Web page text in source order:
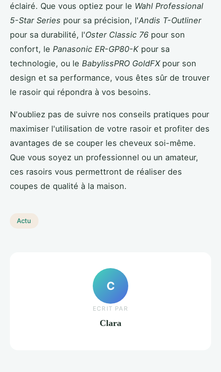
éclairé. Que vous optiez pour le Wahl Professional
5-Star Series pour sa précision, l'Andis T-Outliner
pour sa durabilité, l'Oster Classic 76 pour son
confort, le Panasonic ER-GP80-K pour sa
technologie, ou le BabylissPRO GoldFXpour son
design et sa performance, vous êtes sûr de trouver
le rasoir qui répondra à vos besoins.
N'oubliez pas de suivre nos conseils pratiques pour
maximiser l'utilisation de votre rasoir et profiter des
avantages de se couper les cheveux soi-même.
Que vous soyez un professionnel ou un amateur,
ces rasoirs vous permettront de réaliser des
coupes de qualité à la maison.
Actu
C
ECRIT PAR
Clara